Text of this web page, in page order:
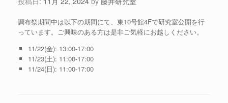
調布祭期間中は以下の期間にて、東10号館4Fで研究室公開を行
っています。ご興味のある方は是非ご気軽にお越しください。
11/22(金): 13:00-17:00
11/23(土): 11:00-17:00
11/24(日): 11:00-17:00